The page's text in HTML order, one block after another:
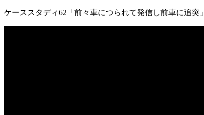
ケーススタディ62「前々車につられて発信し前車に追突」